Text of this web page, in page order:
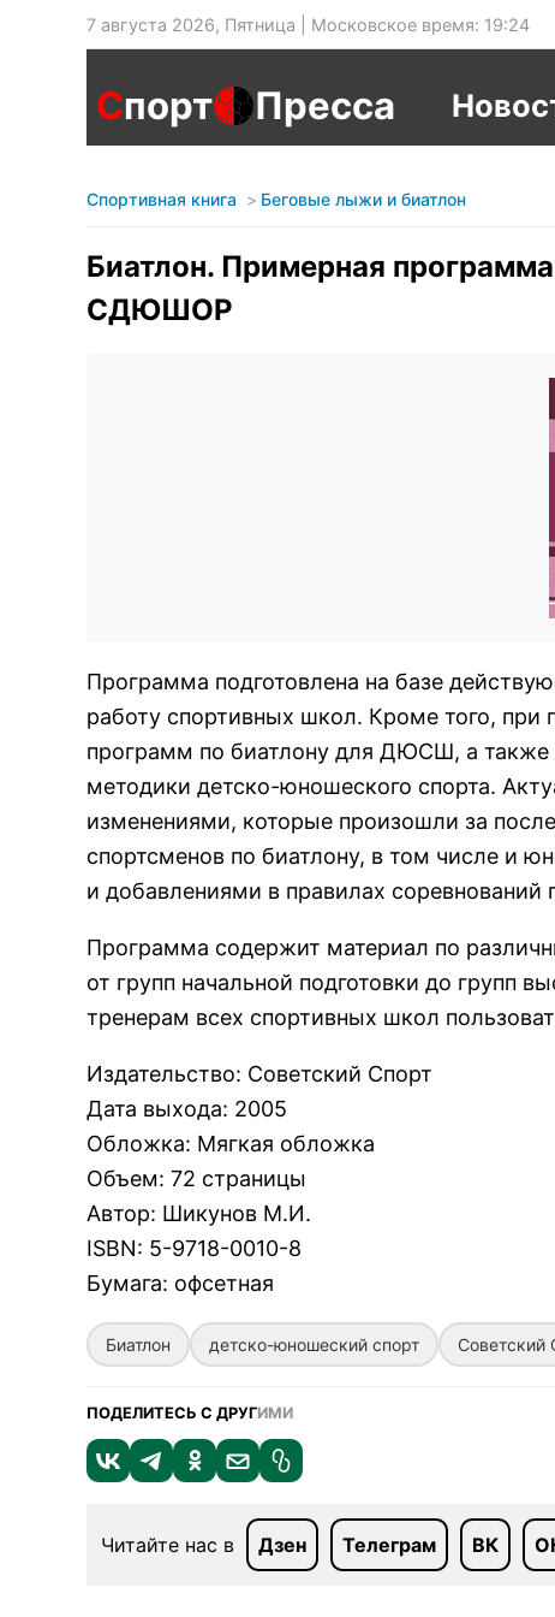
7 августа 2026, Пятница | Московское время: 19:24
Спорт Пресса
Спортивная книга Беговые лыжи и биатлон
Биатлон. Примерная
СДЮШОР
Программа подготовлена на базе
работу спортивных школ. Кроме того,
программ по биатлону для ДЮСШ, а также
методики детско-юношеского спорта.
изменениями, которые произошли за
спортсменов по биатлону, в том числе и
и добавлениями в правилах соревнований
Программа содержит материал по
от групп начальной подготовки до групп
тренерам всех спортивных школ
Издательство: Советский Спорт
Дата выхода: 2005
Обложка: Мягкая обложка
Объем: 72 страницы
Автор: Шикунов М.И.
ISBN: 5-9718-0010-8
Бумага: офсетная
Биатлон детско-юношеский спорт Советский
ПОДЕЛИТЕСЬ С ДРУГИМИ
Читайте нас в Дзен Телеграм ВК